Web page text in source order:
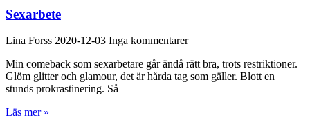
Sexarbete
Lina Forss 2020-12-03 Inga kommentarer
Min comeback som sexarbetare går ändå rätt bra, trots restriktioner.
Glöm glitter och glamour, det är hårda tag som gäller. Blott en
stunds prokrastinering. Så
Läs mer »